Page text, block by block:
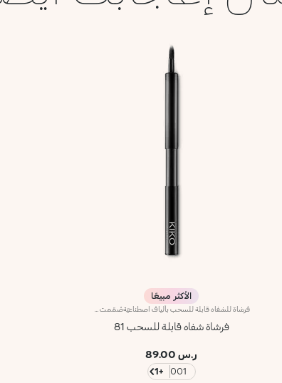
الأكثر مبيعًا
فرشاة شفاه قابلة للسحب 81
ر.س 89.00
001
+1